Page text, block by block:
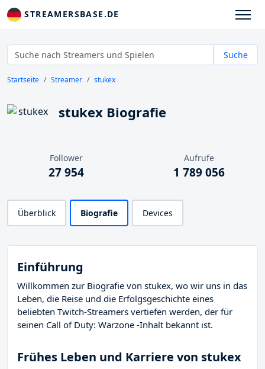
STREAMERSBASE.DE
Suche
Startseite Streamer stukex
stukex Biografie
Follower
27 954
Aufrufe
1 789 056
Überblick Biografie Devices
Einführung
Willkommen zur Biografie von stukex, wo wir uns in das
Leben, die Reise und die Erfolgsgeschichte eines
beliebten Twitch-Streamers vertiefen werden, der für
seinen Call of Duty: Warzone -Inhalt bekannt ist.
Frühes Leben und Karriere von stukex